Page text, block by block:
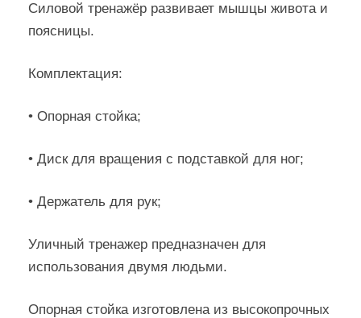
Силовой тренажёр развивает мышцы живота и
поясницы.
Комплектация:
• Опорная стойка;
• Диск для вращения с подставкой для ног;
• Держатель для рук;
Уличный тренажер предназначен для
использования двумя людьми.
Опорная стойка изготовлена из высокопрочных